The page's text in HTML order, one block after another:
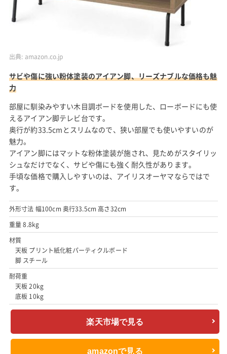
出典: amazon.co.jp
サビや傷に強い粉体塗装のアイアン脚、リーズナブルな価格も魅
力
部屋に馴染みやすい木目調ボードを使用した、ローボードにも使
えるアイアン脚テレビ台です。
奥行が約33.5cmとスリムなので、狭い部屋でも使いやすいのが
魅力。
アイアン脚にはマットな粉体塗装が施され、見ためがスタイリッ
シュなだけでなく、サビや傷にも強く耐久性があります。
手頃な価格で購入しやすいのは、アイリスオーヤマならではで
す。
外形寸法 幅100cm 奥行33.5cm 高さ32cm
重量 8.8kg
材質
天板 プリント紙化粧パーティクルボード
脚 スチール
耐荷重
天板 20kg
底板 10kg
楽天市場で見る
amazonで見る